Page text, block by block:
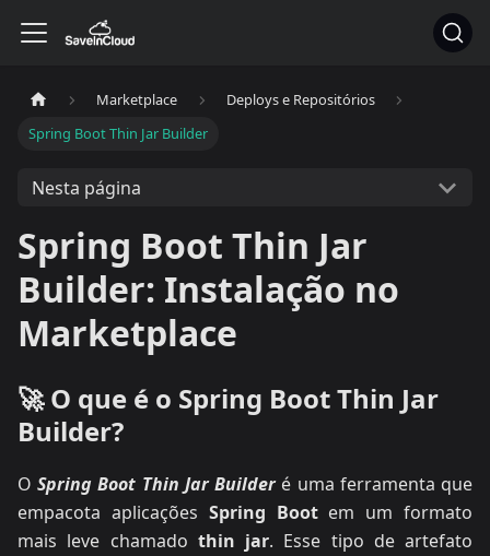
Marketplace
Deploys e Repositórios
Spring Boot Thin Jar Builder
Nesta página
Spring Boot Thin Jar
Builder: Instalação no
Marketplace
🚀 O que é o Spring Boot Thin Jar
Builder?
OSpring Boot Thin Jar Builderé uma ferramenta que
empacota aplicações Spring Bootem um formato
mais leve chamado thin jar. Esse tipo de artefato